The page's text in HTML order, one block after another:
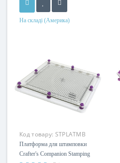
На складі (Америка)
Код товару: STPLATMB
Платформа для штамповки
Crafter's Companion Stamping